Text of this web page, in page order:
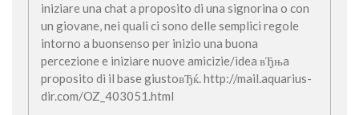
iniziare una chat a proposito di una signorina o con
un giovane, nei quali ci sono delle semplici regole
intorno a buonsenso per inizio una buona
percezione e iniziare nuove amicizie/idea вЂњa
proposito di il base giustoвЂќ. http://mail.aquarius-
dir.com/OZ_403051.html